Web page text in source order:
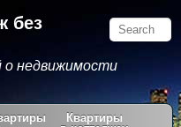
без
о недвижимости
Квартиры